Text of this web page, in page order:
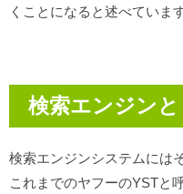
くことになると述べています
検索エンジン
検索エンジンシステムには
これまでのヤフーのYSTと